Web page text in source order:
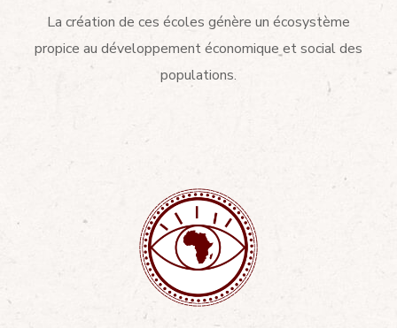
La création de ces écoles génère un écosystème
propice au développement économique et social des
populations.